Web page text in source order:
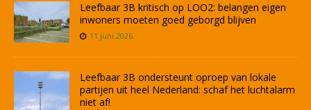
Leefbaar 3B kritisch op LOO2: belangen eigen
inwoners moeten goed geborgd blijven
11 juni 2026
Leefbaar 3B ondersteunt oproep van lokale
partijen uit heel Nederland: schaf het luchtalarm
niet af!